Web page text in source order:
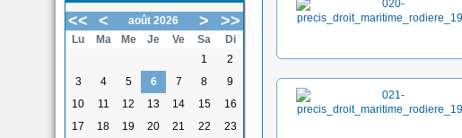
<< < août 2026 > >>
Lu Ma Me Je Ve Sa
Di
1
2
3
4 5 6 7 8
9
10
11 12 13 14 15
16
17
18 19 20 21 22 23